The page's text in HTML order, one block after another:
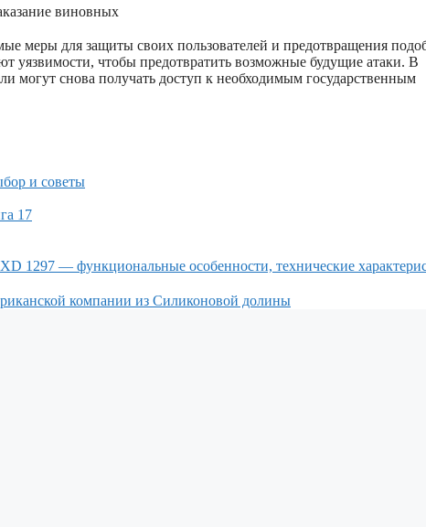
виновных
меры для защиты своих пользователей и предотвращения
уязвимости, чтобы предотвратить возможные будущие атаки. В
могут снова получать доступ к необходимым государственным
и советы
17
1297 — функциональные особенности, технические
компании из Силиконовой долины